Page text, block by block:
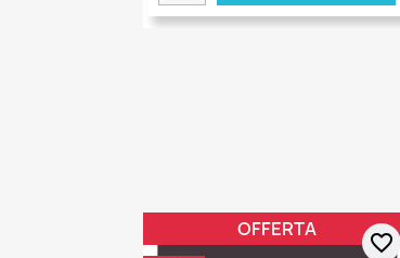
OFFERTA
favorite_border